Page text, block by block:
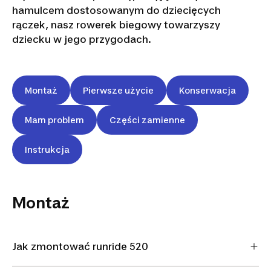
hamulcem dostosowanym do dziecięcych
rączek, nasz rowerek biegowy towarzyszy
dziecku w jego przygodach.
Montaż Pierwsze użycie Konserwacja
Mam problem Części zamienne
Instrukcja
Montaż
Jak zmontować runride 520